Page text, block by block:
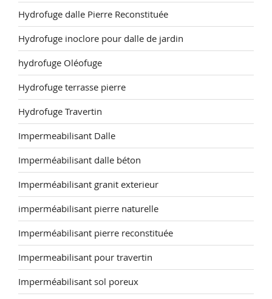
Hydrofuge dalle Pierre Reconstituée
Hydrofuge inoclore pour dalle de jardin
hydrofuge Oléofuge
Hydrofuge terrasse pierre
Hydrofuge Travertin
Impermeabilisant Dalle
Imperméabilisant dalle béton
Imperméabilisant granit exterieur
imperméabilisant pierre naturelle
Imperméabilisant pierre reconstituée
Impermeabilisant pour travertin
Imperméabilisant sol poreux